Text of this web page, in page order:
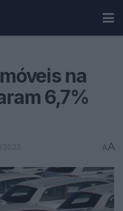
na
6,7%
2023 AA